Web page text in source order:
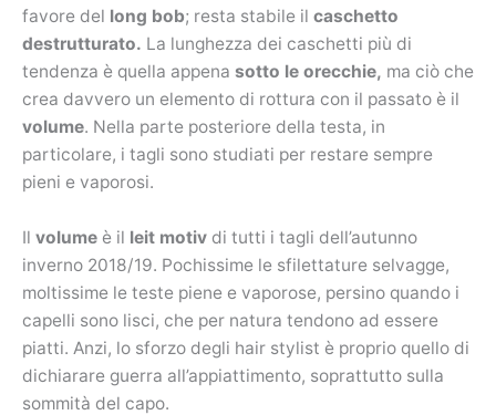
favore del long bob; resta stabile il caschetto
destrutturato. La lunghezza dei caschetti più di
tendenza è quella appena sotto le orecchie, ma ciò che
crea davvero un elemento di rottura con il passato è il
volume. Nella parte posteriore della testa, in
particolare, i tagli sono studiati per restare sempre
pieni e vaporosi.
Il volume è il leit motiv di tutti i tagli dell’autunno
inverno 2018/19. Pochissime le sfilettature selvagge,
moltissime le teste piene e vaporose, persino quando i
capelli sono lisci, che per natura tendono ad essere
piatti. Anzi, lo sforzo degli hair stylist è proprio quello di
dichiarare guerra all’appiattimento, soprattutto sulla
sommità del capo.